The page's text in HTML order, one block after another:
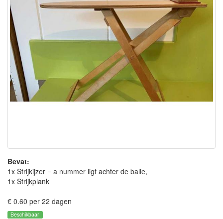
Bevat:
1x Strijkijzer = a nummer ligt achter de balie,
1x Strijkplank
€ 0.60 per 22 dagen
Beschikbaar